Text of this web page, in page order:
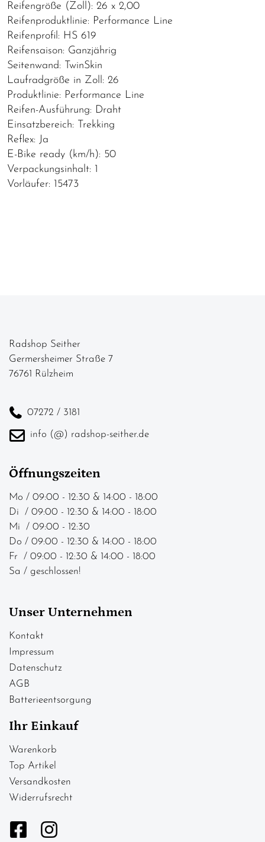
Reifengröße (Zoll): 26 x 2,00
Reifenproduktlinie: Performance Line
Reifenprofil: HS 619
Reifensaison: Ganzjährig
Seitenwand: TwinSkin
Laufradgröße in Zoll: 26
Produktlinie: Performance Line
Reifen-Ausführung: Draht
Einsatzbereich: Trekking
Reflex: Ja
E-Bike ready (km/h): 50
Verpackungsinhalt: 1
Vorläufer: 15473
Radshop Seither
Germersheimer Straße 7
76761 Rülzheim
07272 / 3181
info (@) radshop-seither.de
Öffnungszeiten
Mo / 09:00 - 12:30 & 14:00 - 18:00
Di / 09:00 - 12:30 & 14:00 - 18:00
Mi / 09:00 - 12:30
Do / 09:00 - 12:30 & 14:00 - 18:00
Fr / 09:00 - 12:30 & 14:00 - 18:00
Sa / geschlossen!
Unser Unternehmen
Kontakt
Impressum
Datenschutz
AGB
Batterieentsorgung
Ihr Einkauf
Warenkorb
Top Artikel
Versandkosten
Widerrufsrecht